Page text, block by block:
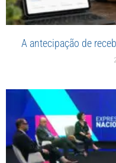
A antecipação de